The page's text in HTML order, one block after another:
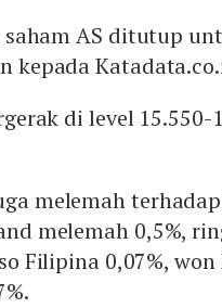
saham AS ditutup
kepada
di level 15.550-
melemah
melemah 0,5%,
Filipina 0,07%, won